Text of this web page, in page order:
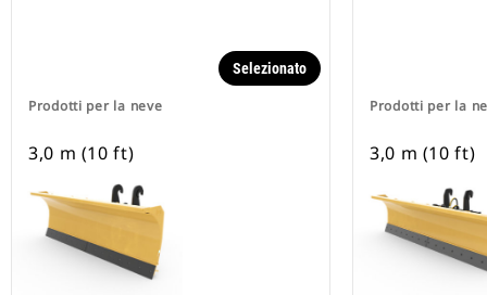
Prodotti per la neve
Selezionato
3,0 m (10 ft)
Prodotti per la
3,0 m (10 ft)